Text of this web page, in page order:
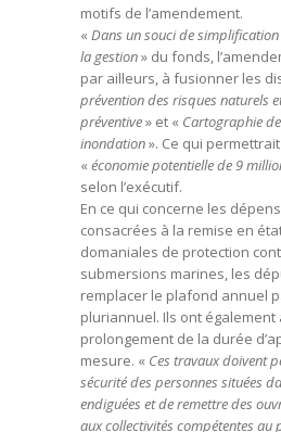
motifs de l’amendement.
« Dans un souci de
la gestion» du fonds,
par ailleurs, à fusionner les
prévention des risques naturels
préventive» et « Cartographie
inondation». Ce qui
« économie potentielle de 9
selon l’exécutif.
En ce qui concerne les
consacrées à la remise en
domaniales de protection
submersions marines, les
remplacer le plafond annuel
pluriannuel. Ils ont également
prolongement de la durée
mesure. « Ces travaux doivent
sécurité des personnes situées
endiguées et de remettre des
aux collectivités compétentes au